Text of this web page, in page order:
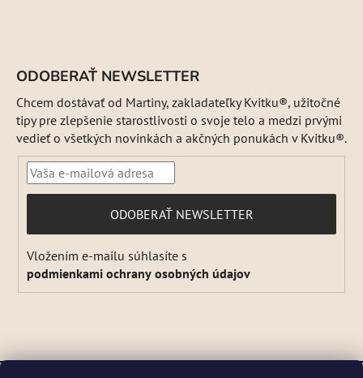
ODOBERAŤ NEWSLETTER
Chcem dostávať od Martiny, zakladateľky Kvitku®, užitočné
tipy pre zlepšenie starostlivosti o svoje telo a medzi prvými
vedieť o všetkých novinkách a akčných ponukách v Kvitku®.
PRIHLÁSIŤ
SA
ODOBERAŤ NEWSLETTER
Vložením e-mailu súhlasíte s
podmienkami ochrany osobných údajov